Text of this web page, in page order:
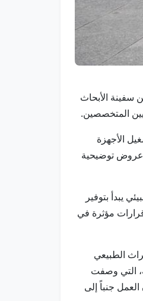
سفينة الأبحاث
المتخصصين.
الأجهزة
عروض توضيحية
يبدأ بتوفير
مؤثرة في
الطبيعي
التي وصفت
جنباً إلى